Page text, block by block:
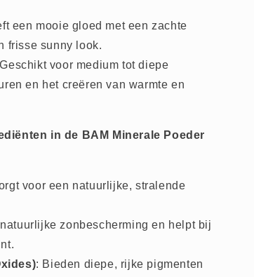
een mooie gloed met een zachte
frisse sunny look.
voor medium tot diepe
en het creëren van warmte en
in de BAM Minerale Poeder
voor een natuurlijke, stralende
zonbescherming en helpt bij
: Bieden diepe, rijke pigmenten